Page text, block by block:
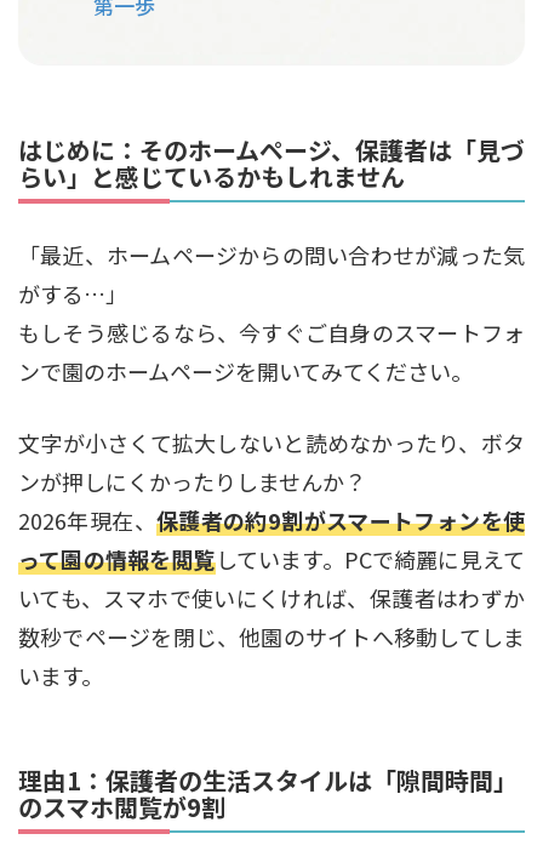
はじめに：そのホームページ、保護者は「見づ
らい」と感じているかもしれません
「最近、ホームページからの問い合わせが減った気
がする…」
もしそう感じるなら、今すぐご自身のスマートフォ
ンで園のホームページを開いてみてください。
文字が小さくて拡大しないと読めなかったり、ボタ
ンが押しにくかったりしませんか？
2026年現在、 保護者の約9割がスマートフォンを使
って園の情報を閲覧しています。PCで綺麗に見えて
いても、スマホで使いにくければ、保護者はわずか
数秒でページを閉じ、他園のサイトへ移動してしま
います。
理由1：保護者の生活スタイルは「隙間時間」
のスマホ閲覧が9割